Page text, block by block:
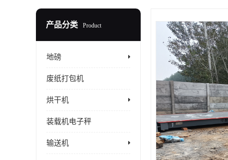
产品分类 Product
地磅
废纸打包机
烘干机
装载机电子秤
输送机